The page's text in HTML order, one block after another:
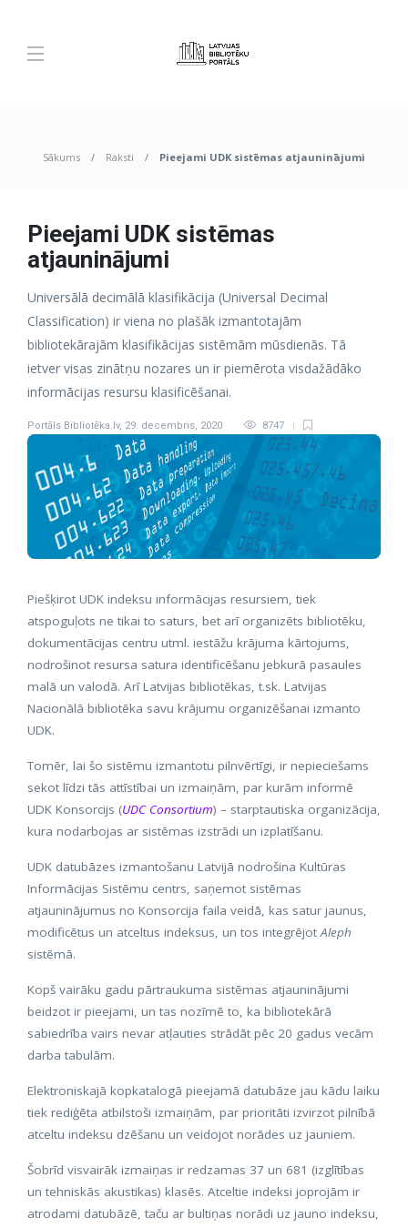
Sākums Raksti Pieejami UDK sistēmas atjauninājumi
Pieejami UDK sistēmas
atjauninājumi
Universālā decimālā klasifikācija (Universal Decimal
Classification) ir viena no plašāk izmantotajām
bibliotekārajām klasifikācijas sistēmām mūsdienās. Tā
ietver visas zinātņu nozares un ir piemērota visdažādāko
informācijas resursu klasificēšanai.
Portāls Bibliotēka.lv, 29. decembris, 2020 8747
Piešķirot UDK indeksu informācijas resursiem, tiek
atspoguļots ne tikai to saturs, bet arī organizēts bibliotēku,
dokumentācijas centru utml. iestāžu krājuma kārtojums,
nodrošinot resursa satura identificēšanu jebkurā pasaules
malā un valodā. Arī Latvijas bibliotēkas, t.sk. Latvijas
Nacionālā bibliotēka savu krājumu organizēšanai izmanto
UDK.
Tomēr, lai šo sistēmu izmantotu pilnvērtīgi, ir nepieciešams
sekot līdzi tās attīstībai un izmaiņām, par kurām informē
UDK Konsorcijs (UDC Consortium) – starptautiska organizācija,
kura nodarbojas ar sistēmas izstrādi un izplatīšanu.
UDK datubāzes izmantošanu Latvijā nodrošina Kultūras
Informācijas Sistēmu centrs, saņemot sistēmas
atjauninājumus no Konsorcija faila veidā, kas satur jaunus,
modificētus un atceltus indeksus, un tos integrējot Aleph
sistēmā.
Kopš vairāku gadu pārtraukuma sistēmas atjauninājumi
beidzot ir pieejami, un tas nozīmē to, ka bibliotekārā
sabiedrība vairs nevar atļauties strādāt pēc 20 gadus vecām
darba tabulām.
Elektroniskajā kopkatalogā pieejamā datubāze jau kādu laiku
tiek rediģēta atbilstoši izmaiņām, par prioritāti izvirzot pilnībā
atceltu indeksu dzēšanu un veidojot norādes uz jauniem.
Šobrīd visvairāk izmaiņas ir redzamas 37 un 681 (izglītības
un tehniskās akustikas) klasēs. Atceltie indeksi joprojām ir
atrodami datubāzē, taču ar bultiņas norādi uz jauno indeksu,